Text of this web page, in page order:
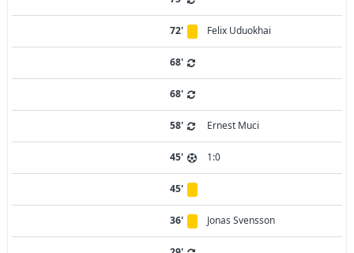
72' Felix Uduokhai
68'
68'
58' Ernest Muci
45' 1:0
45'
36' Jonas Svensson